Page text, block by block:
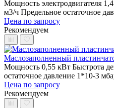
Мощность электродвигателя
м3/ч Предельное остаточное
Цена по запросу
Рекомендуем
Маслозаполненный
Мощность 0,55 кВт Быстрота
остаточное давление 1*10-3
Цена по запросу
Рекомендуем